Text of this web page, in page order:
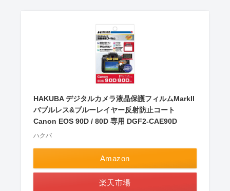
HAKUBA デジタルカメラ液晶保護フィルムMarkII
バブルレス&ブルーレイヤー反射防止コート
Canon EOS 90D / 80D 専用 DGF2-CAE90D
ハクバ
Amazon
楽天市場